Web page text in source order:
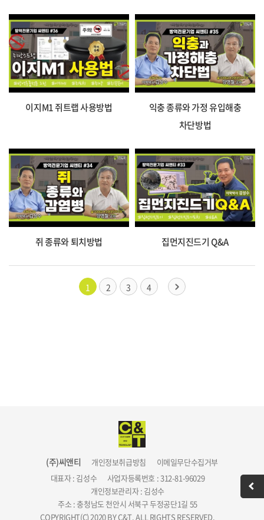
이지M1 쥐트랩 사용방법
익충 종류와 가정 유입해충
차단방법
쥐 종류와 퇴치방법 집먼지진드기 Q&A
1 2 3 4
(주)씨앤티 개인정보취급방침
이메일무단수집거부
대표자 : 김성수
사업자등록번호 : 312-81-96029
개인정보관리자 : 김성수
주소 : 충청남도 천안시 서북구 두정공단1길 55
COPYRIGHT(C) 2020 BY C&T. ALL RIGHTS RESERVED.